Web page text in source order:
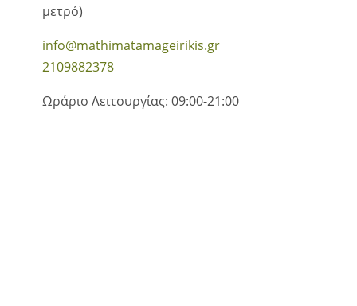
μετρό)
info@mathimatamageirikis.gr
2109882378
Ωράριο Λειτουργίας: 09:00-21:00